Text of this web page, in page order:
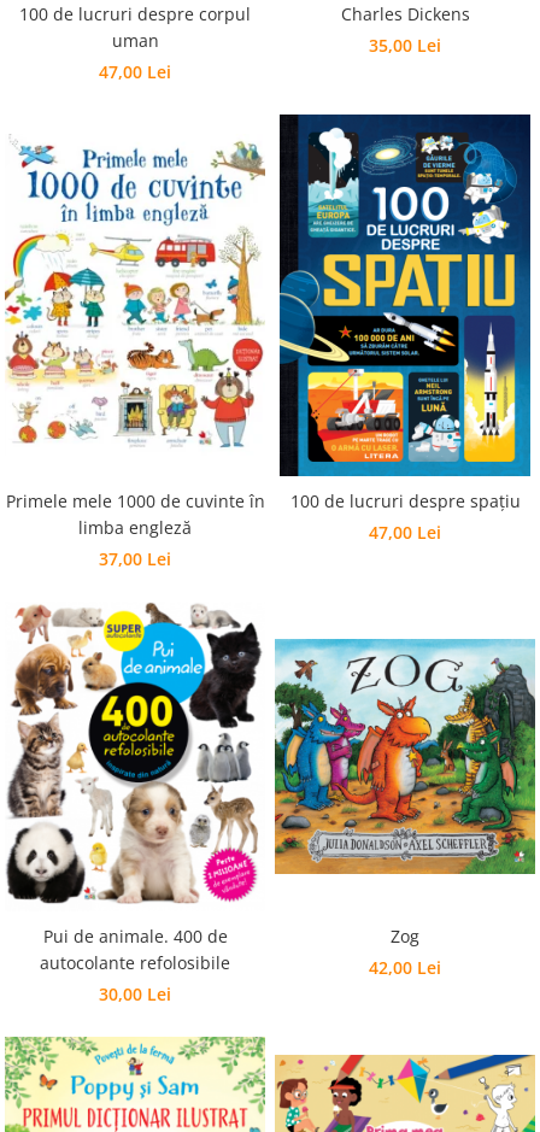
100 de lucruri despre corpul
uman
47,00 Lei
Charles Dickens
35,00 Lei
Primele mele 1000 de cuvinte în
limba engleză
37,00 Lei
100 de lucruri despre spațiu
47,00 Lei
Pui de animale. 400 de
autocolante refolosibile
30,00 Lei
Zog
42,00 Lei